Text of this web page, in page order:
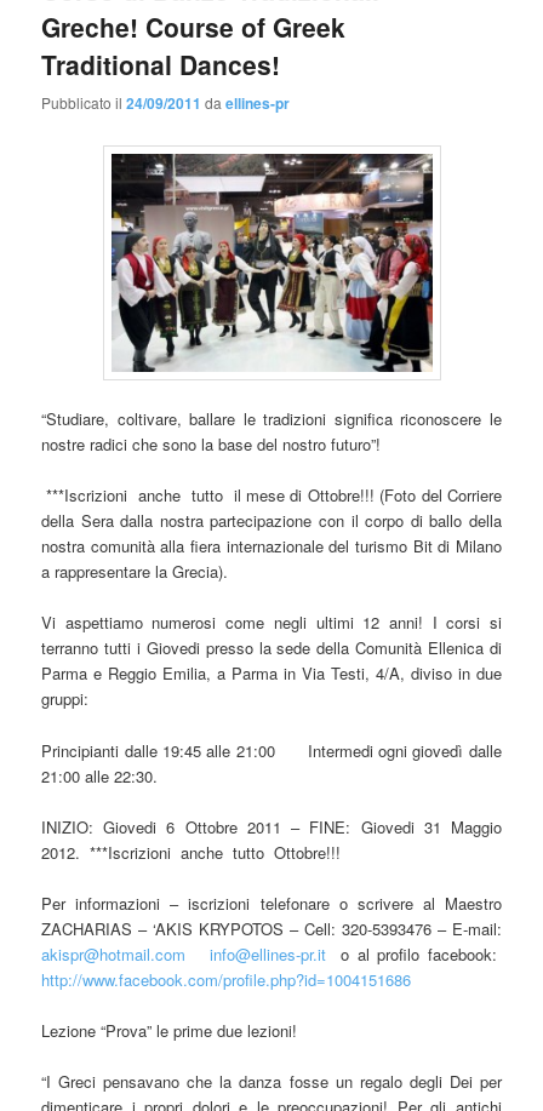
Greche! Course of Greek
Traditional Dances!
Pubblicato il24/09/2011 daellines-pr
“Studiare, coltivare, ballare le tradizioni significa riconoscere le
nostre radici che sono la base del nostro futuro”!
***Iscrizioni anche tutto il mese di Ottobre!!! (Foto del Corriere
della Sera dalla nostra partecipazione con il corpo di ballo della
nostra comunità alla fiera internazionale del turismo Bit di Milano
a rappresentare la Grecia).
Vi aspettiamo numerosi come negli ultimi 12 anni! I corsi si
terranno tutti i Giovedi presso la sede della Comunità Ellenica di
Parma e Reggio Emilia, a Parma in Via Testi, 4/A, diviso in due
gruppi:
Principianti dalle 19:45 alle 21:00 Intermedi ogni giovedì dalle
21:00 alle 22:30.
INIZIO: Giovedi 6 Ottobre 2011 – FINE: Giovedi 31 Maggio
2012. ***Iscrizioni anche tutto Ottobre!!!
Per informazioni – iscrizioni telefonare o scrivere al Maestro
ZACHARIAS – ‘AKIS KRYPOTOS – Cell: 320-5393476 – E-mail:
akispr@hotmail.com
info@ellines-pr.ito al profilo facebook:
http://www.facebook.com/profile.php?id=1004151686
Lezione “Prova” le prime due lezioni!
“I Greci pensavano che la danza fosse un regalo degli Dei per